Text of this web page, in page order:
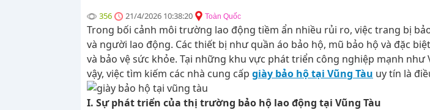
356 21/4/2026 10:38:20 Toàn Quốc
Trong bối cảnh môi trường lao động tiềm ẩn nhiều rủi ro, việc trang bị
và người lao động. Các thiết bị như quần áo bảo hộ, mũ bảo hộ và đặc
và bảo vệ sức khỏe. Tại những khu vực phát triển công nghiệp mạnh
vậy, việc tìm kiếm các nhà cung cấp giày bảo hộ tại Vũng Tàu uy tín là
I. Sự phát triển của thị trường bảo hộ lao động tại Vũng Tàu